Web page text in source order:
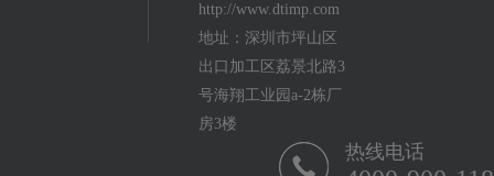
http://www.dtimp.com
地址：深圳市坪山区
出口加工区荔景北路3
号海翔工业园a-2栋厂
房3楼
热线电话